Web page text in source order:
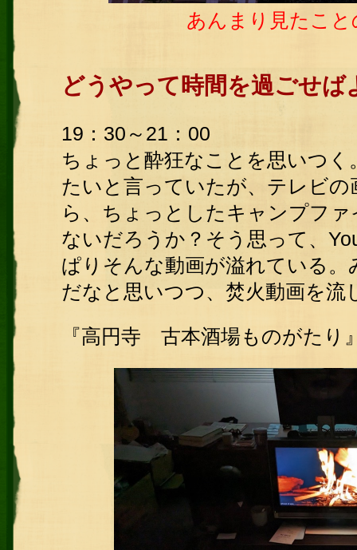
あんまり見たこ
どうやって時間を過ごせば
19：30～21：00
ちょっと酔狂なことを思いつ
たいと言っていたが、テレビ
ら、ちょっとしたキャンプフ
ないだろうか？そう思って、
ぱりそんな動画が溢れている
だなと思いつつ、焚火動画を流
『高円寺 古本酒場ものがたり